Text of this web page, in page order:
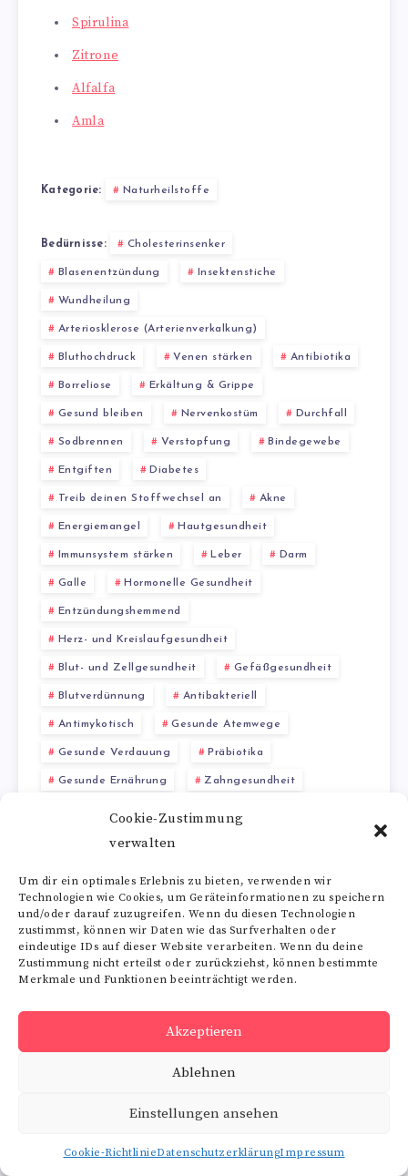
Cookie-Zustimmung
verwalten
Um dir ein optimales Erlebnis zu bieten, verwenden wir
Technologien wie Cookies, um Geräteinformationen zu speichern
und/oder darauf zuzugreifen. Wenn du diesen Technologien
zustimmst, können wir Daten wie das Surfverhalten oder
eindeutige IDs auf dieser Website verarbeiten. Wenn du deine
Zustimmung nicht erteilst oder zurückziehst, können bestimmte
Merkmale und Funktionen beeinträchtigt werden.
Akzeptieren
Ablehnen
Einstellungen ansehen
Cookie-RichtlinieDatenschutzerklärungImpressum
Spirulina
Zitrone
Alfalfa
Amla
Kategorie: Naturheilstoffe
Bedürnisse: Cholesterinsenker
Blasenentzündung Insektenstiche
Wundheilung
Arteriosklerose (Arterienverkalkung)
Bluthochdruck Venen stärken Antibiotika
Borreliose Erkältung & Grippe
Gesund bleiben Nervenkostüm Durchfall
Sodbrennen Verstopfung Bindegewebe
Entgiften Diabetes
Treib deinen Stoffwechsel an Akne
Energiemangel Hautgesundheit
Immunsystem stärken Leber Darm
Galle Hormonelle Gesundheit
Entzündungshemmend
Herz- und Kreislaufgesundheit
Blut- und Zellgesundheit Gefäßgesundheit
Blutverdünnung Antibakteriell
Antimykotisch Gesunde Atemwege
Gesunde Verdauung Präbiotika
Gesunde Ernährung Zahngesundheit
Mundschleimhautgesundheit
Fußpilz
Schlagwörter: antivirale Wirkung,
Arterienverkalkung ,Blutdruck,Cholesterin,
Gewebegesundheit
Grippe,Hautgesundheit,Herz,Immunsystem,
Krebsprävention,Lebergesundheit